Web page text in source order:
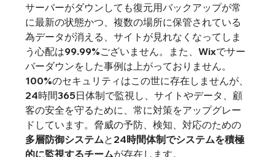
サーバーがダウンしても復元用バックアップが常
に最新の状態かつ、複数の場所に保管されている
為データが消える、サイトが見れなくなってしま
う心配は99.99%ございません。また、Wixでサー
バーダウンをした事例は上がっておりません。
100%のセキュリティはこの世に存在しませんが、
24時間365日体制で監視し、サイトやデータ、顧
客の安全を守るために、常に対策をアップグレー
ドしています。脅威の予防、検知、対応のための
多層防御システムと24時間体制でシステムを積極
的に監視するチームが存在します。